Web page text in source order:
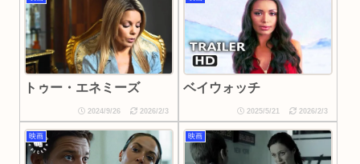
トゥー・エネミーズ
2024/9/26 2026/2/3
ベイウォッチ
2025/5/21 2026/2/3
映画 映画